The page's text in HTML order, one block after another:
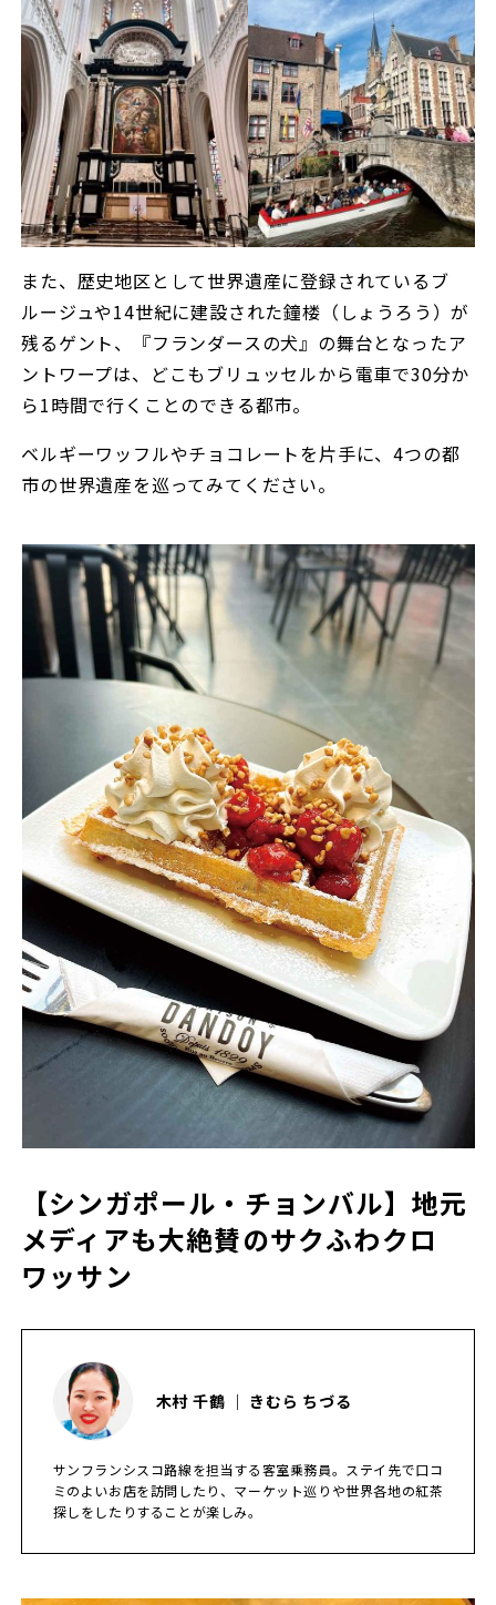
また、歴史地区として世界遺産に登録されているブ
ルージュや14世紀に建設された鐘楼（しょうろう）が
残るゲント、『フランダースの犬』の舞台となったア
ントワープは、どこもブリュッセルから電車で30分か
ら1時間で行くことのできる都市。
ベルギーワッフルやチョコレートを片手に、4つの都
市の世界遺産を巡ってみてください。
【シンガポール・チョンバル】地元
メディアも大絶賛のサクふわクロ
ワッサン
木村 千鶴 ｜ きむら ちづる
サンフランシスコ路線を担当する客室乗務員。ステイ先で口コ
ミのよいお店を訪問したり、マーケット巡りや世界各地の紅茶
探しをしたりすることが楽しみ。